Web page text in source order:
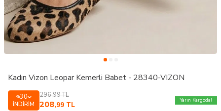
Kadın Vizon Leopar Kemerli Babet - 28340-VIZON
%30
İNDIRIM
296,99TL
208,99 TL
Yarın Kargoda!